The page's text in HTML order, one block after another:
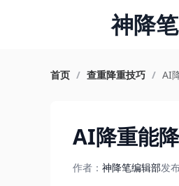
神降笔
首页 / 查重降重技巧 / AI
AI降重能
作者： 神降笔编辑部发